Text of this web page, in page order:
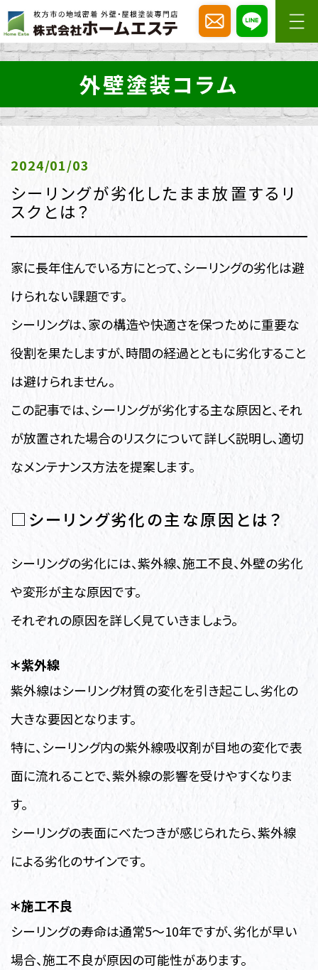
外壁塗装コラム
2024/01/03
シーリングが劣化したまま放置するリ
スクとは？
家に長年住んでいる方にとって、シーリングの劣化は避
けられない課題です。
シーリングは、家の構造や快適さを保つために重要な
役割を果たしますが、時間の経過とともに劣化すること
は避けられません。
この記事では、シーリングが劣化する主な原因と、それ
が放置された場合のリスクについて詳しく説明し、適切
なメンテナンス方法を提案します。
□シーリング劣化の主な原因とは？
シーリングの劣化には、紫外線、施工不良、外壁の劣化
や変形が主な原因です。
それぞれの原因を詳しく見ていきましょう。
＊紫外線
紫外線はシーリング材質の変化を引き起こし、劣化の
大きな要因となります。
特に、シーリング内の紫外線吸収剤が目地の変化で表
面に流れることで、紫外線の影響を受けやすくなりま
す。
シーリングの表面にべたつきが感じられたら、紫外線
による劣化のサインです。
＊施工不良
シーリングの寿命は通常5～10年ですが、劣化が早い
場合、施工不良が原因の可能性があります。